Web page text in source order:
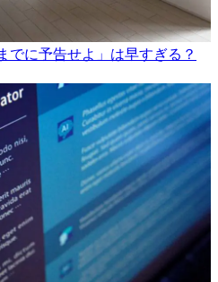
でに予告せよ」は早すぎる？